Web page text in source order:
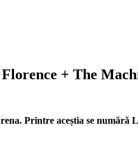
+ The
Printre aceștia se numără